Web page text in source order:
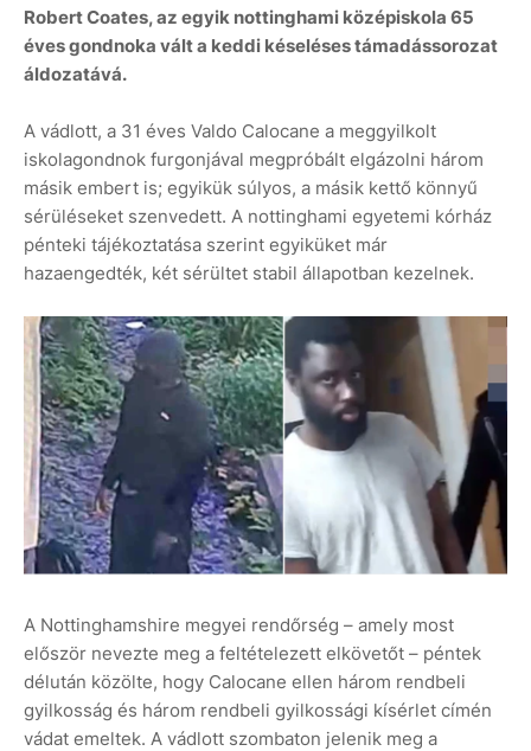
Robert Coates, az egyik nottinghami középiskola 65
éves gondnoka vált a keddi késeléses támadássorozat
áldozatává.
A vádlott, a 31 éves Valdo Calocane a meggyilkolt
iskolagondnok furgonjával megpróbált elgázolni három
másik embert is; egyikük súlyos, a másik kettő könnyű
sérüléseket szenvedett. A nottinghami egyetemi kórház
pénteki tájékoztatása szerint egyiküket már
hazaengedték, két sérültet stabil állapotban kezelnek.
A Nottinghamshire megyei rendőrség – amely most
először nevezte meg a feltételezett elkövetőt – péntek
délután közölte, hogy Calocane ellen három rendbeli
gyilkosság és három rendbeli gyilkossági kísérlet címén
vádat emeltek. A vádlott szombaton jelenik meg a